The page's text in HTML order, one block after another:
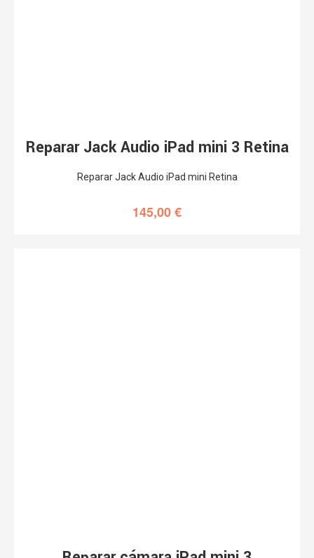
Reparar Jack Audio iPad mini 3 Retina
Reparar Jack Audio iPad mini Retina
145,00€